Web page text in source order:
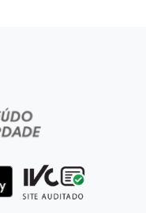
de trabalho
volta a
pode definir